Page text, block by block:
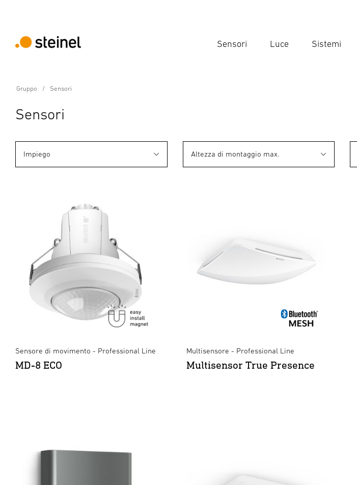
Sensori Luce Sistemi
Gruppo Sensori
Sensori
Impiego Altezza di montaggio max.
Sensore di movimento - Professional Line
MD-8 ECO
Multisensore - Professional Line
Multisensor True Presence